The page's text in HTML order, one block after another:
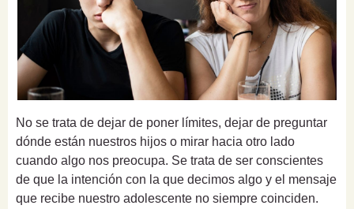
No se trata de dejar de poner límites, dejar de preguntar
dónde están nuestros hijos o mirar hacia otro lado
cuando algo nos preocupa. Se trata de ser conscientes
de que la intención con la que decimos algo y el mensaje
que recibe nuestro adolescente no siempre coinciden.